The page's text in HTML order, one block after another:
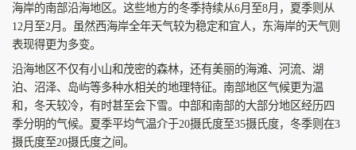
海岸的南部沿海地区。这些地方的冬季持续从6月至8月，夏季则从
12月至2月。虽然西海岸全年天气较为稳定和宜人，东海岸的天气则
表现得更为多变。
沿海地区不仅有小山和茂密的森林，还有美丽的海滩、河流、湖
泊、沼泽、岛屿等多种水相关的地理特征。南部地区气候更为温
和，冬天较冷，有时甚至会下雪。中部和南部的大部分地区经历四
季分明的气候。夏季平均气温介于20摄氏度至35摄氏度，冬季则在3
摄氏度至20摄氏度之间。